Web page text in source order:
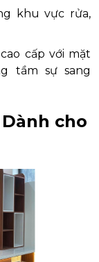
khu vực rửa,
cấp với mặt
tầm sự sang
cho